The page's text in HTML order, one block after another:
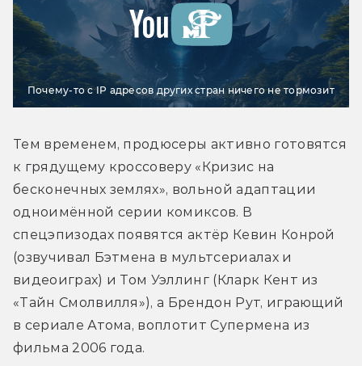
Почему-то с IP адресов других стран ничего не тормозит
Тем временем, продюсеры активно готовятся
к грядущему кроссоверу «Кризис на
бесконечных землях», вольной адаптации
одноимённой серии комиксов. В
спецэпизодах появятся актёр Кевин Конрой
(озвучивал Бэтмена в мультсериалах и
видеоиграх) и Том Уэллинг (Кларк Кент из
«Тайн Смолвилля»), а Брендон Рут, играющий
в сериале Атома, воплотит Супермена из
фильма 2006 года.